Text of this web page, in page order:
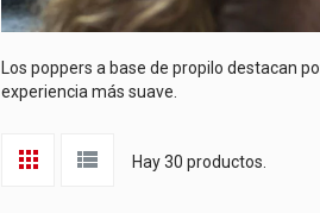
Los poppers a base de propilo destacan
experiencia más suave.
Hay 30 productos.